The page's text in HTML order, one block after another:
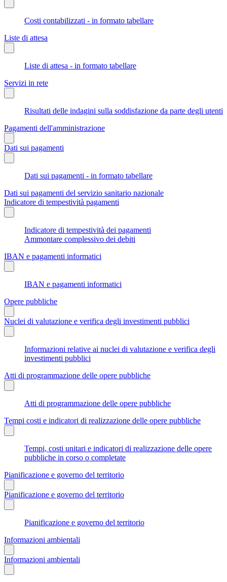
Costi contabilizzati - in formato tabellare
Liste di attesa
Liste di attesa - in formato tabellare
Servizi in rete
Risultati delle indagini sulla soddisfazione da parte degli utenti
Pagamenti dell'amministrazione
Dati sui pagamenti
Dati sui pagamenti - in formato tabellare
Dati sui pagamenti del servizio sanitario nazionale
Indicatore di tempestività pagamenti
Indicatore di tempestività dei pagamenti
Ammontare complessivo dei debiti
IBAN e pagamenti informatici
IBAN e pagamenti informatici
Opere pubbliche
Nuclei di valutazione e verifica degli investimenti pubblici
Informazioni relative ai nuclei di valutazione e verifica degli
investimenti pubblici
Atti di programmazione delle opere pubbliche
Atti di programmazione delle opere pubbliche
Tempi costi e indicatori di realizzazione delle opere pubbliche
Tempi, costi unitari e indicatori di realizzazione delle opere
pubbliche in corso o completate
Pianificazione e governo del territorio
Pianificazione e governo del territorio
Pianificazione e governo del territorio
Informazioni ambientali
Informazioni ambientali